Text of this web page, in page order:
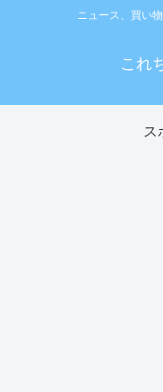
ニュース、買い
これ
ス